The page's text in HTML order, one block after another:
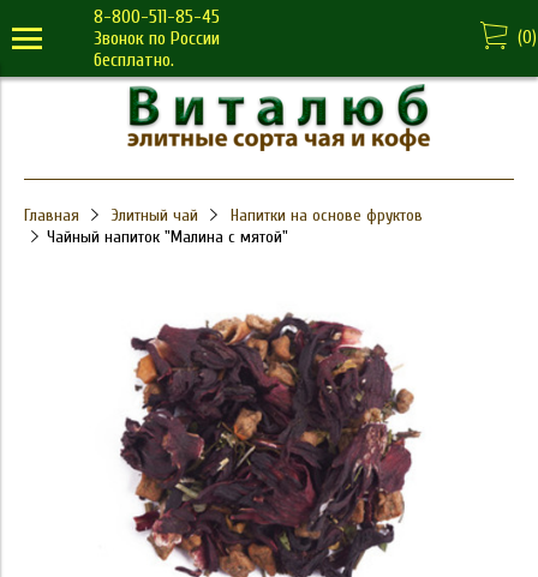
8-800-511-85-45
Звонок по России
бесплатно.
(0)
Главная Элитный чай
Напитки на основе фруктов
Чайный напиток "Малина с мятой"